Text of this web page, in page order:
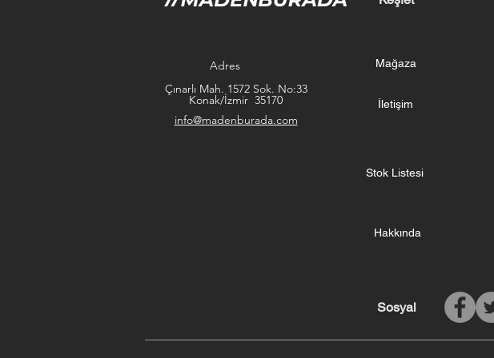
Adres
Çınarlı Mah. 1572 Sok. No:33
Konak/İzmir 35170
Mağaza
İletişim
info@madenburada.com
Stok Listesi
Hakkında
Sosyal